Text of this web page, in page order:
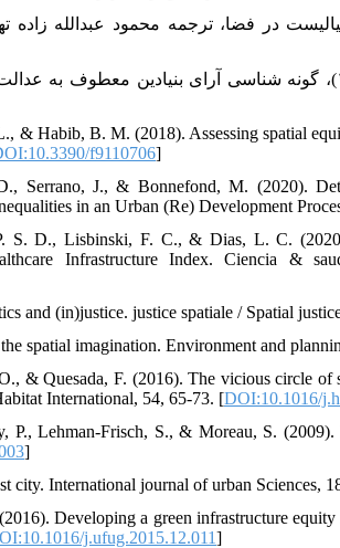
لوفور یک سوسیالیست در فضا، ترجمه محمود
۲۳. نوریان، فرشاد و سعیدی رضوانی، هادی (۱۳۹۱)، گونه شناسی آرای
& Habib, B. M. (2018). Assessing spatial
f9110706]
Serrano, J., & Bonnefond, M. (2020).
in an Urban (Re) Development
S. D., Lisbinski, F. C., & Dias, L. C.
Infrastructure Index. Ciencia &
and (in)justice. justice spatiale / Spatial
spatial imagination. Environment and
& Quesada, F. (2016). The vicious circle of
International, 54, 65-73. [DOI:10.1016/
P., Lehman-Frisch, S., & Moreau, S. (2009).
]
city. International journal of urban Sciences,
Developing a green infrastructure
j.ufug.2015.12.011]